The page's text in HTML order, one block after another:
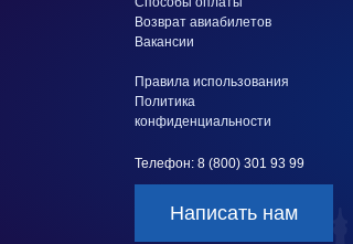
Возврат авиабилетов
Вакансии
Правила использования
Политика
конфиденциальности
Телефон: 8 (800) 301 93 99
Написать нам